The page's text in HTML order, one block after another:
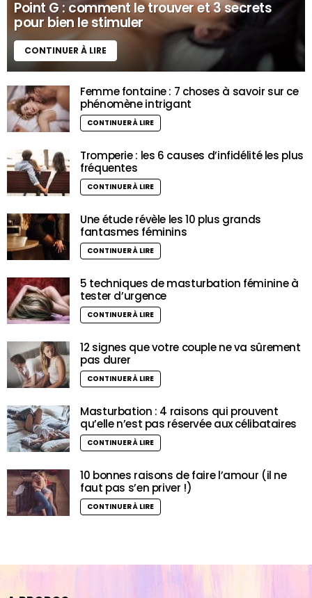
Point G : comment le trouver et 3 secrets
pour bien le stimuler
CONTINUER À LIRE
Femme fontaine : 7 choses à savoir sur ce
phénomène intrigant
CONTINUER À LIRE
Tromperie : les 6 causes d’infidélité les plus
fréquentes
CONTINUER À LIRE
Une étude révèle les 10 plus grands
fantasmes féminins
CONTINUER À LIRE
5 techniques de masturbation féminine à
tester d’urgence
CONTINUER À LIRE
12 signes que votre couple ne va sûrement
pas durer
CONTINUER À LIRE
Masturbation : 4 raisons qui prouvent
qu’elle n’est pas réservée aux célibataires
CONTINUER À LIRE
10 bonnes raisons de faire l’amour (il ne
faut pas s’en priver !)
CONTINUER À LIRE